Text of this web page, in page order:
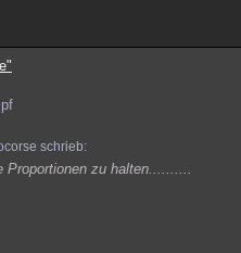
schrieb:
Proportionen zu halten..........